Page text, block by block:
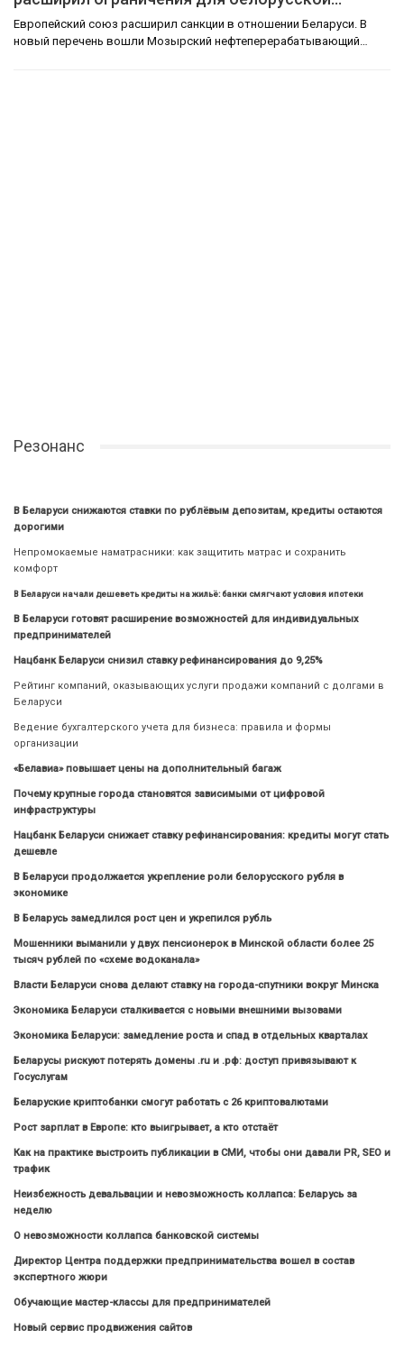
Европейский союз расширил санкции в отношении Беларуси. В
новый перечень вошли Мозырский нефтеперерабатывающий…
Резонанс
В Беларуси снижаются ставки по рублёвым депозитам, кредиты остаются
дорогими
Непромокаемые наматрасники: как защитить матрас и сохранить
комфорт
В Беларуси начали дешеветь кредиты на жильё: банки смягчают условия ипотеки
В Беларуси готовят расширение возможностей для индивидуальных
предпринимателей
Нацбанк Беларуси снизил ставку рефинансирования до 9,25%
Рейтинг компаний, оказывающих услуги продажи компаний с долгами в
Беларуси
Ведение бухгалтерского учета для бизнеса: правила и формы
организации
«Белавиа» повышает цены на дополнительный багаж
Почему крупные города становятся зависимыми от цифровой
инфраструктуры
Нацбанк Беларуси снижает ставку рефинансирования: кредиты могут стать
дешевле
В Беларуси продолжается укрепление роли белорусского рубля в
экономике
В Беларусь замедлился рост цен и укрепился рубль
Мошенники выманили у двух пенсионерок в Минской области более 25
тысяч рублей по «схеме водоканала»
Власти Беларуси снова делают ставку на города-спутники вокруг Минска
Экономика Беларуси сталкивается с новыми внешними вызовами
Экономика Беларуси: замедление роста и спад в отдельных кварталах
Беларусы рискуют потерять домены .ru и .рф: доступ привязывают к
Госуслугам
Беларуские криптобанки смогут работать с 26 криптовалютами
Рост зарплат в Европе: кто выигрывает, а кто отстаёт
Как на практике выстроить публикации в СМИ, чтобы они давали PR, SEO и
трафик
Неизбежность девальвации и невозможность коллапса: Беларусь за
неделю
О невозможности коллапса банковской системы
Директор Центра поддержки предпринимательства вошел в состав
экспертного жюри
Обучающие мастер-классы для предпринимателей
Новый сервис продвижения сайтов